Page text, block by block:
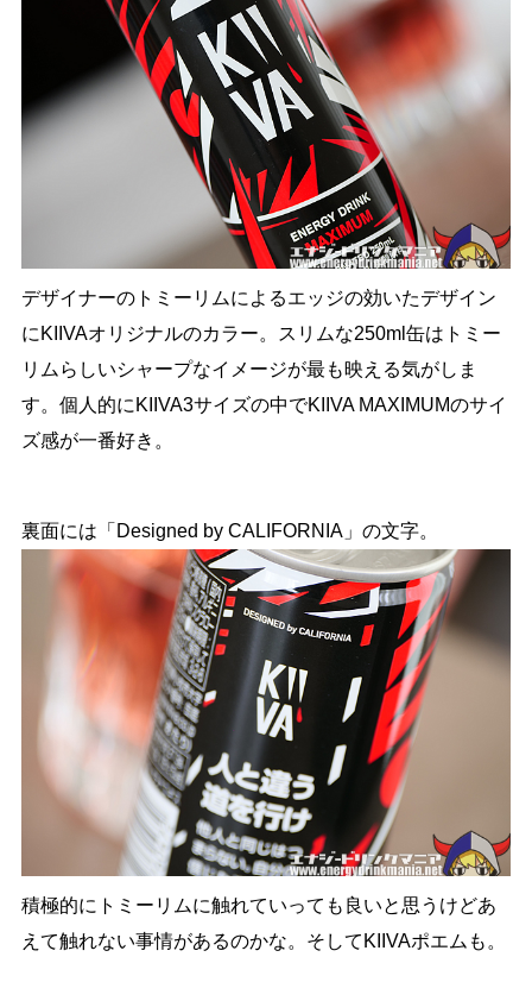
デザイナーのトミーリムによるエッジの効いたデザイン
にKIIVAオリジナルのカラー。スリムな250ml缶はトミー
リムらしいシャープなイメージが最も映える気がしま
す。個人的にKIIVA3サイズの中でKIIVA MAXIMUMのサイ
ズ感が一番好き。
裏面には「Designed by CALIFORNIA」の文字。
積極的にトミーリムに触れていっても良いと思うけどあ
えて触れない事情があるのかな。そしてKIIVAポエムも。